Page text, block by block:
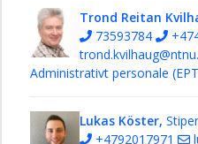
Trond Reitan
73593784
Administrativt personale
Lukas Köster,
+4792017971